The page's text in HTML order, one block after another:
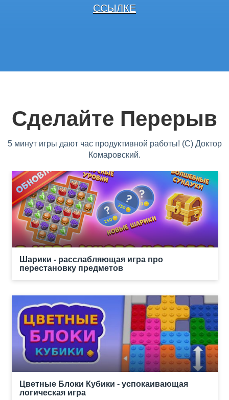
ССЫЛКЕ
Сделайте Перерыв
5 минут игры дают час продуктивной работы! (С) Доктор
Комаровский.
Шарики - расслабляющая игра про
перестановку предметов
Цветные Блоки Кубики - успокаивающая
логическая игра